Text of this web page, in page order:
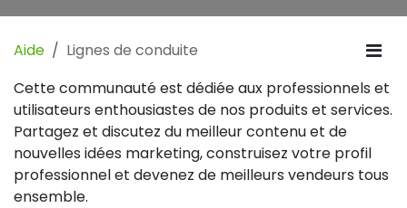
Aide
Lignes de conduite
Cette communauté est dédiée aux professionnels et
utilisateurs enthousiastes de nos produits et services.
Partagez et discutez du meilleur contenu et de
nouvelles idées marketing, construisez votre profil
professionnel et devenez de meilleurs vendeurs tous
ensemble.